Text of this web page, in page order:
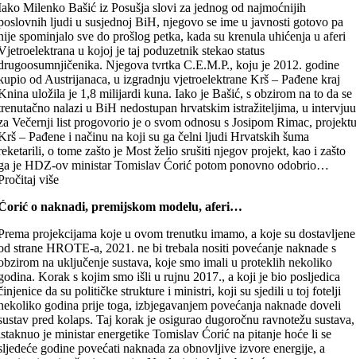
Milenko Bašić iz Posušja slovi za jednog od najmoćnijih
ljudi u susjednoj BiH, njegovo se ime u javnosti gotovo pa
spominjalo sve do prošlog petka, kada su krenula uhićenja u aferi
u kojoj je taj poduzetnik stekao status
Njegova tvrtka C.E.M.P., koju je 2012. godine
od Austrijanaca, u izgradnju vjetroelektrane Krš – Pađene kraj
uložila je 1,8 milijardi kuna. Iako je Bašić, s obzirom na to da se
nalazi u BiH nedostupan hrvatskim istražiteljima, u intervjuu
Večernji list progovorio je o svom odnosu s Josipom Rimac,
– Pađene i načinu na koji su ga čelni ljudi Hrvatskih šuma
o tome zašto je Most želio srušiti njegov projekt, kao i zašto
je HDZ-ov ministar Tomislav Ćorić potom ponovno odobrio…
više
o naknadi, premijskom modelu, aferi…
projekcijama koje u ovom trenutku imamo, a koje su dostavljene
strane HROTE-a, 2021. ne bi trebala nositi povećanje naknade s
na uključenje sustava, koje smo imali u proteklih nekoliko
Korak s kojim smo išli u rujnu 2017., a koji je bio posljedica
da su političke strukture i ministri, koji su sjedili u toj fotelji
godina prije toga, izbjegavanjem povećanja naknade doveli
pred kolaps. Taj korak je osigurao dugoročnu ravnotežu sustava,
je ministar energetike Tomislav Ćorić na pitanje hoće li se
godine povećati naknada za obnovljive izvore energije, a